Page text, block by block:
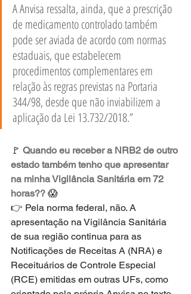
A Anvisa ressalta, ainda, que a prescrição
de medicamento controlado também
pode ser aviada de acordo com normas
estaduais, que estabelecem
procedimentos complementares em
relação às regras previstas na Portaria
344/98, desde que não inviabilizem a
aplicação da Lei 13.732/2018.”
🚩 Quando eu receber a NRB2 de outro
estado também tenho que apresentar
na minha Vigilância Sanitária em 72
horas?? 😱
👉 Pela norma federal, não. A
apresentação na Vigilância Sanitária
de sua região continua para as
Notificações de Receitas A (NRA) e
Receituários de Controle Especial
(RCE) emitidas em outras UFs, como